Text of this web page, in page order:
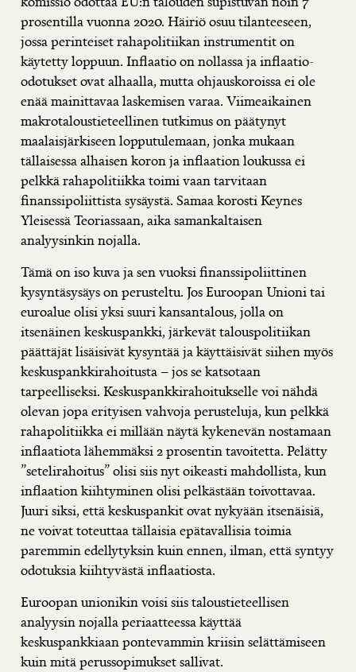
prosentilla vuonna 2020. Häiriö osuu tilanteeseen,
jossa perinteiset rahapolitiikan instrumentit on
käytetty loppuun. Inflaatio on nollassa ja inflaatio-
odotukset ovat alhaalla, mutta ohjauskoroissa ei ole
enää mainittavaa laskemisen varaa. Viimeaikainen
makrotaloustieteellinen tutkimus on päätynyt
maalaisjärkiseen lopputulemaan, jonka mukaan
tällaisessa alhaisen koron ja inflaation loukussa ei
pelkkä rahapolitiikka toimi vaan tarvitaan
finanssipoliittista sysäystä. Samaa korosti Keynes
Yleisessä Teoriassaan, aika samankaltaisen
analyysinkin nojalla.
Tämä on iso kuva ja sen vuoksi finanssipoliittinen
kysyntäsysäys on perusteltu. Jos Euroopan Unioni tai
euroalue olisi yksi suuri kansantalous, jolla on
itsenäinen keskuspankki, järkevät talouspolitiikan
päättäjät lisäisivät kysyntää ja käyttäisivät siihen myös
keskuspankkirahoitusta – jos se katsotaan
tarpeelliseksi. Keskuspankkirahoitukselle voi nähdä
olevan jopa erityisen vahvoja perusteluja, kun pelkkä
rahapolitiikka ei millään näytä kykenevän nostamaan
inflaatiota lähemmäksi 2 prosentin tavoitetta. Pelätty
”setelirahoitus” olisi siis nyt oikeasti mahdollista, kun
inflaation kiihtyminen olisi pelkästään toivottavaa.
Juuri siksi, että keskuspankit ovat nykyään itsenäisiä,
ne voivat toteuttaa tällaisia epätavallisia toimia
paremmin edellytyksin kuin ennen, ilman, että syntyy
odotuksia kiihtyvästä inflaatiosta.
Euroopan unionikin voisi siis taloustieteellisen
analyysin nojalla periaatteessa käyttää
keskuspankkiaan pontevammin kriisin selättämiseen
kuin mitä perussopimukset sallivat.